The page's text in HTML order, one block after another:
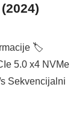
🏷
5.0 x4 NVMe
Sekvencijalni